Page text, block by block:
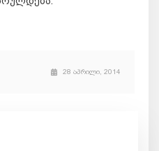
28 აპრილი, 2014